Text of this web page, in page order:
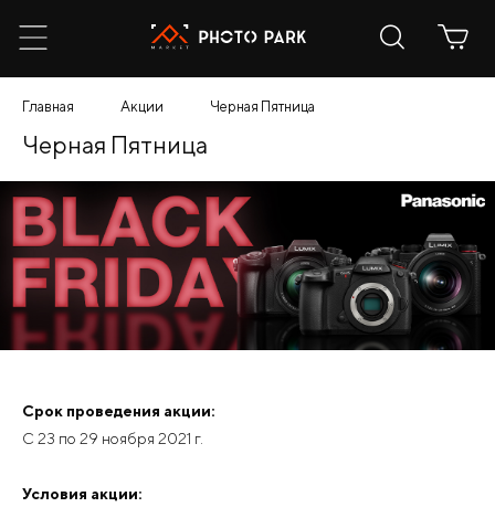
Главная Акции Черная Пятница
Черная Пятница
Срок проведения акции:
С 23 по 29 ноября 2021 г.
Условия акции: